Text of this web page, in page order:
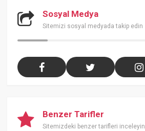
Sosyal Medya
Sitemizi sosyal medyada takip edin
Benzer Tarifler
Sitemizdeki benzer tarifleri inceleyin